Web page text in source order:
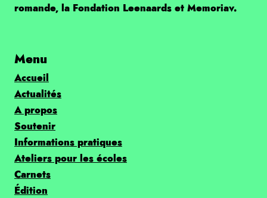
romande, la Fondation Leenaards et Memoriav.
Menu
Accueil
Actualités
A propos
Soutenir
Informations pratiques
Ateliers pour les écoles
Carnets
Édition